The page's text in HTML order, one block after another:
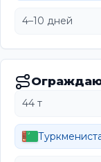
4–10 дней
44 т